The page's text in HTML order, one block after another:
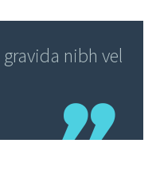
nibh vel